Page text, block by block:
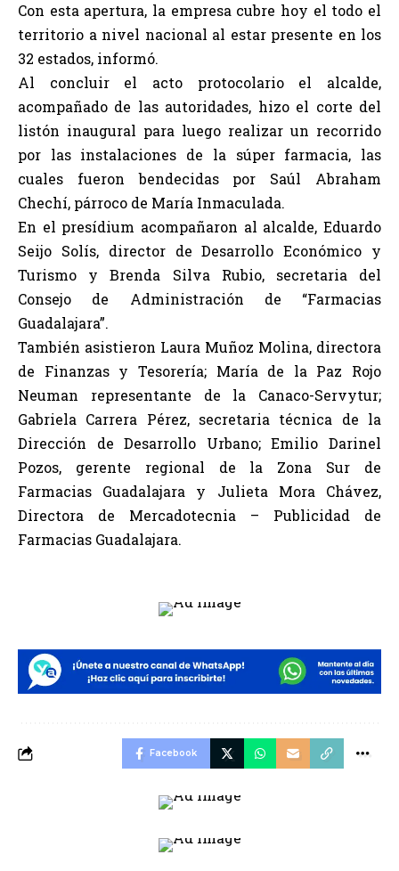
Con esta apertura, la empresa cubre hoy el todo el
territorio a nivel nacional al estar presente en los
32 estados, informó.
Al concluir el acto protocolario el alcalde,
acompañado de las autoridades, hizo el corte del
listón inaugural para luego realizar un recorrido
por las instalaciones de la súper farmacia, las
cuales fueron bendecidas por Saúl Abraham
Chechí, párroco de María Inmaculada.
En el presídium acompañaron al alcalde, Eduardo
Seijo Solís, director de Desarrollo Económico y
Turismo y Brenda Silva Rubio, secretaria del
Consejo de Administración de “Farmacias
Guadalajara”.
También asistieron Laura Muñoz Molina, directora
de Finanzas y Tesorería; María de la Paz Rojo
Neuman representante de la Canaco-Servytur;
Gabriela Carrera Pérez, secretaria técnica de la
Dirección de Desarrollo Urbano; Emilio Darinel
Pozos, gerente regional de la Zona Sur de
Farmacias Guadalajara y Julieta Mora Chávez,
Directora de Mercadotecnia – Publicidad de
Farmacias Guadalajara.
Facebook